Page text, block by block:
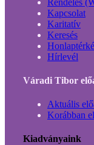
Kapcsolat
Karitatív
Keresés
Hírlevél
Váradi Tibor
Aktuális
Korábban
Kiadványaink